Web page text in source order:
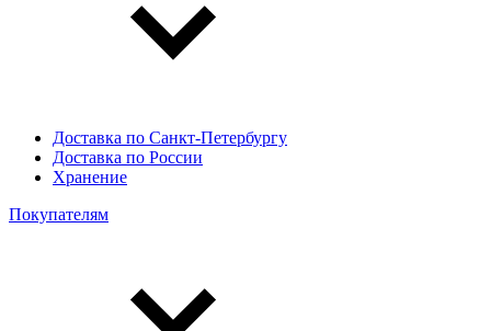
Доставка по Санкт-Петербургу
Доставка по России
Хранение
Покупателям